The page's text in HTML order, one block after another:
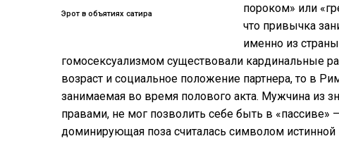
Эрот в объятиях сатира
пороком» или
что привычка
именно из
гомосексуализмом существовали кардинальные
возраст и социальное положение партнера, то в
занимаемая во время полового акта. Мужчина из
правами, не мог позволить себе быть в
доминирующая поза считалась символом